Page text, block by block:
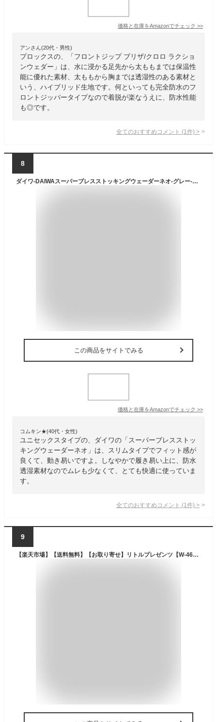
価格と在庫をAmazonでチェック >>
アンさん(20代・男性)
プロックスの、「フロントジップ ブリザ/クロロ ラクショ
ンウェダー」は、水に浸かる足先から太ももまでは保温性
能に優れた素材、太ももから胸までは透湿性のある素材と
いう、ハイブリッド生地です。何といっても完全防水のフ
ロントジッパータイプなので着脱が楽なうえに、防水性能
も◎です。
全てのおすすめコメント (1 件) >
8
ダイワ-DAIWAスーパーブレスストッキングウェーダーネオ-グレー-SBW-4050S-NE-3L
この商品をサイトでみる
価格と在庫をAmazonでチェック >>
コムキン★(40代・女性)
ユニセックスタイプの、ダイワの「スーパーブレスストッ
キングウェーダーネオ」は、スリムタイプでフィット感が
良くて、動き易いですよ。しなやかで履き易い上に、防水
透湿素材なのでムレも少なくて、とても快適に使っていま
す。
全てのおすすめコメント (1 件) >
9
【楽天市場】【送料無料】【お取り寄せ】リトルプレゼンツ【W-46】 N3 チェストハイウエーダー：トラウトマウンテン 楽天市場店